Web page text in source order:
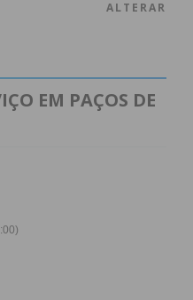
termos eALTERAR
EM PAÇOS DE